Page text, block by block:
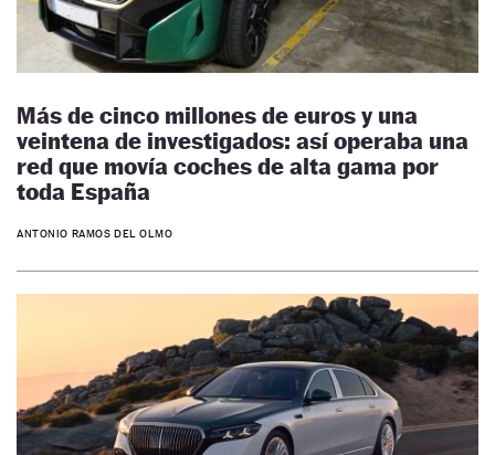
Más de cinco millones de euros y una
veintena de investigados: así operaba una
red que movía coches de alta gama por
toda España
ANTONIO RAMOS DEL OLMO